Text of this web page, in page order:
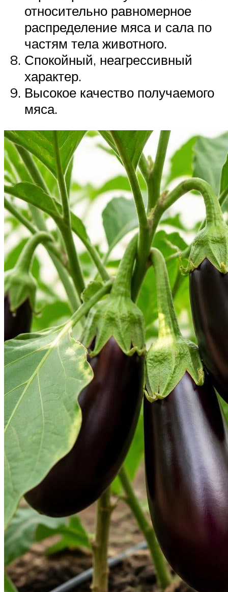
относительно равномерное
распределение мяса и сала по
частям тела животного.
Спокойный, неагрессивный
характер.
Высокое качество получаемого
мяса.